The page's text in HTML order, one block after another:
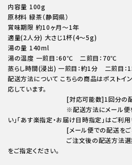
内容量 100g
原材料 緑茶（静岡県）
賞味期限 約10ヶ月～1年
適量(2人分) 大さじ1杯(4～5g)
湯の量 140ml
湯の温度 一煎目：60℃ 二煎目：70℃
蒸らし時間(浸出) 一煎目：約1分 二煎目
配送方法について こちらの商品はポストイ
応しています。
[対応可能数]1回分の配送に
※配送方法にメール便をご指
い」「あす楽指定・お届け日時指定」はご利
[メール便での配送をご希
ご注文後の配送方法選択におい
をご指定ください。